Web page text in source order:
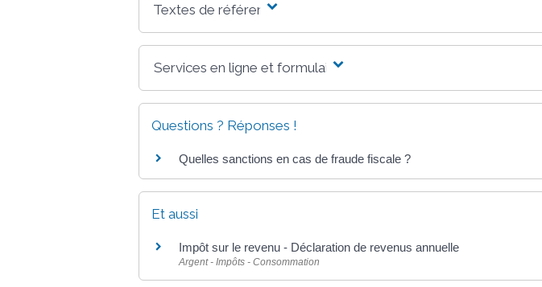
Textes de référence
Services en ligne et formulaires
Questions ? Réponses !
Quelles sanctions en cas de fraude fiscale ?
Et aussi
Impôt sur le revenu - Déclaration de revenus annuelle
Argent - Impôts - Consommation